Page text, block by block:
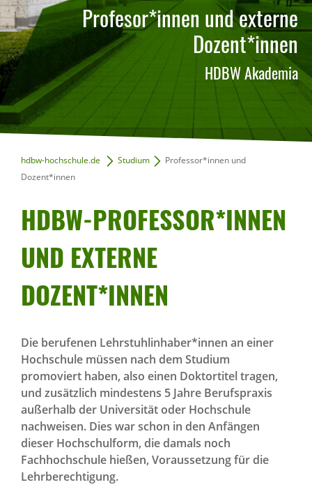
Beratung & Bewerbung
Praxis & Unternehmen
Hochschule
Infoveranstaltungen
Profesor*innen und externe
Dozent*innen
HDBW Akademia
hdbw-hochschule.de Studium
Professor*innen und
Dozent*innen
HDBW-PROFESSOR*INNEN
UND EXTERNE
DOZENT*INNEN
Die berufenen Lehrstuhlinhaber*innen an einer
Hochschule müssen nach dem Studium
promoviert haben, also einen Doktortitel tragen,
und zusätzlich mindestens 5 Jahre Berufspraxis
außerhalb der Universität oder Hochschule
nachweisen. Dies war schon in den Anfängen
dieser Hochschulform, die damals noch
Fachhochschule hießen, Voraussetzung für die
Lehrberechtigung.